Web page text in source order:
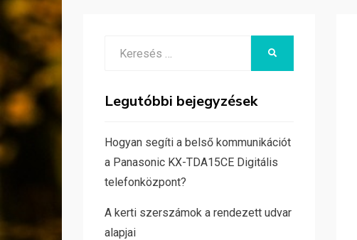
Legutóbbi bejegyzések
Hogyan segíti a belső kommunikációt
a Panasonic KX-TDA15CE Digitális
telefonközpont?
A kerti szerszámok a rendezett udvar
alapjai